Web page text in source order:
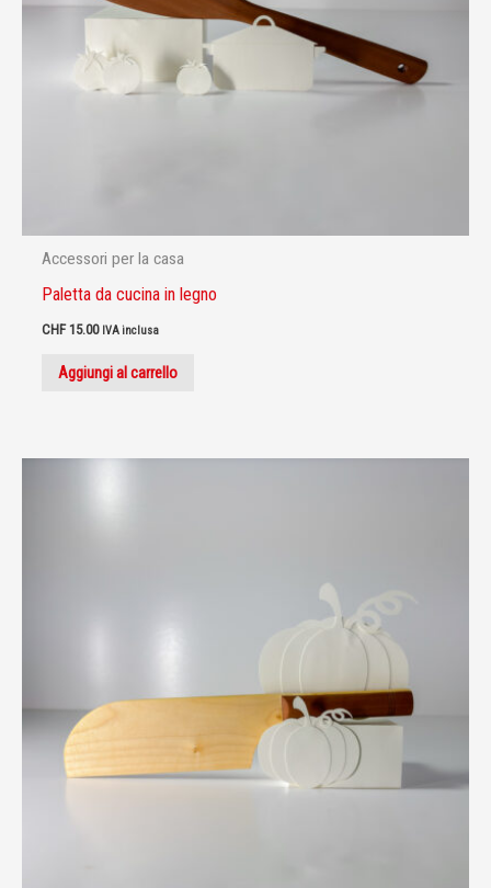
Accessori per la casa
Paletta da cucina in legno
CHF15.00 IVA inclusa
Aggiungi al carrello